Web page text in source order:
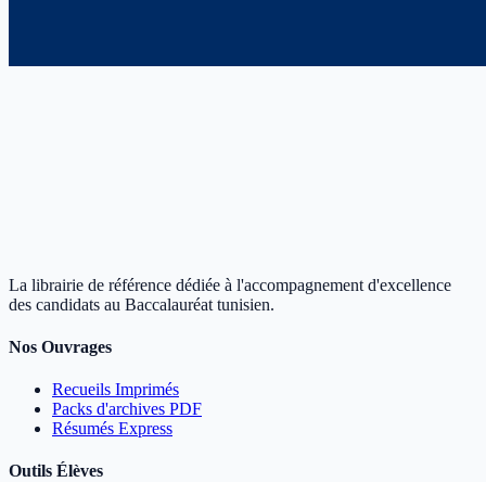
La librairie de référence dédiée à l'accompagnement d'excellence
des candidats au Baccalauréat tunisien.
Nos Ouvrages
Recueils Imprimés
Packs d'archives PDF
Résumés Express
Outils Élèves